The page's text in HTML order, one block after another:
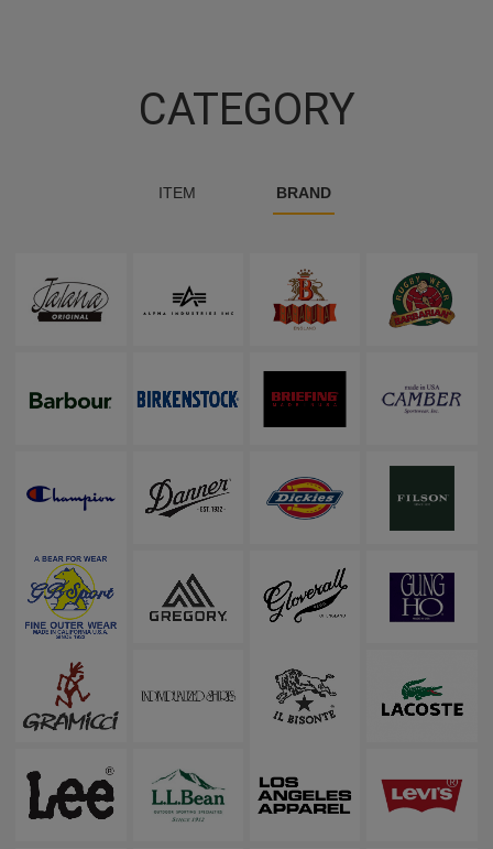
CATEGORY
ITEM BRAND